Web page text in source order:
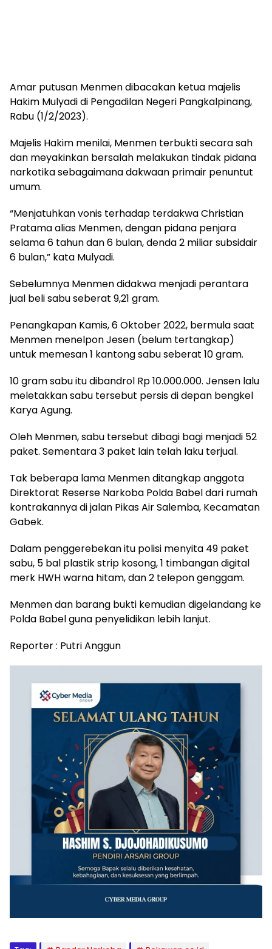
Amar putusan Menmen dibacakan ketua majelis
Hakim Mulyadi di Pengadilan Negeri Pangkalpinang,
Rabu (1/2/2023).
Majelis Hakim menilai, Menmen terbukti secara sah
dan meyakinkan bersalah melakukan tindak pidana
narkotika sebagaimana dakwaan primair penuntut
umum.
“Menjatuhkan vonis terhadap terdakwa Christian
Pratama alias Menmen, dengan pidana penjara
selama 6 tahun dan 6 bulan, denda 2 miliar subsidair
6 bulan,” kata Mulyadi.
Sebelumnya Menmen didakwa menjadi perantara
jual beli sabu seberat 9,21 gram.
Penangkapan Kamis, 6 Oktober 2022, bermula saat
Menmen menelpon Jesen (belum tertangkap)
untuk memesan 1 kantong sabu seberat 10 gram.
10 gram sabu itu dibandrol Rp 10.000.000. Jensen lalu
meletakkan sabu tersebut persis di depan bengkel
Karya Agung.
Oleh Menmen, sabu tersebut dibagi bagi menjadi 52
paket. Sementara 3 paket lain telah laku terjual.
Tak beberapa lama Menmen ditangkap anggota
Direktorat Reserse Narkoba Polda Babel dari rumah
kontrakannya di jalan Pikas Air Salemba, Kecamatan
Gabek.
Dalam penggerebekan itu polisi menyita 49 paket
sabu, 5 bal plastik strip kosong, 1 timbangan digital
merk HWH warna hitam, dan 2 telepon genggam.
Menmen dan barang bukti kemudian digelandang ke
Polda Babel guna penyelidikan lebih lanjut.
Reporter : Putri Anggun